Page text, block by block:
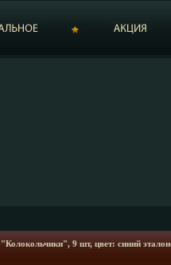
9 шт, цвет: синий